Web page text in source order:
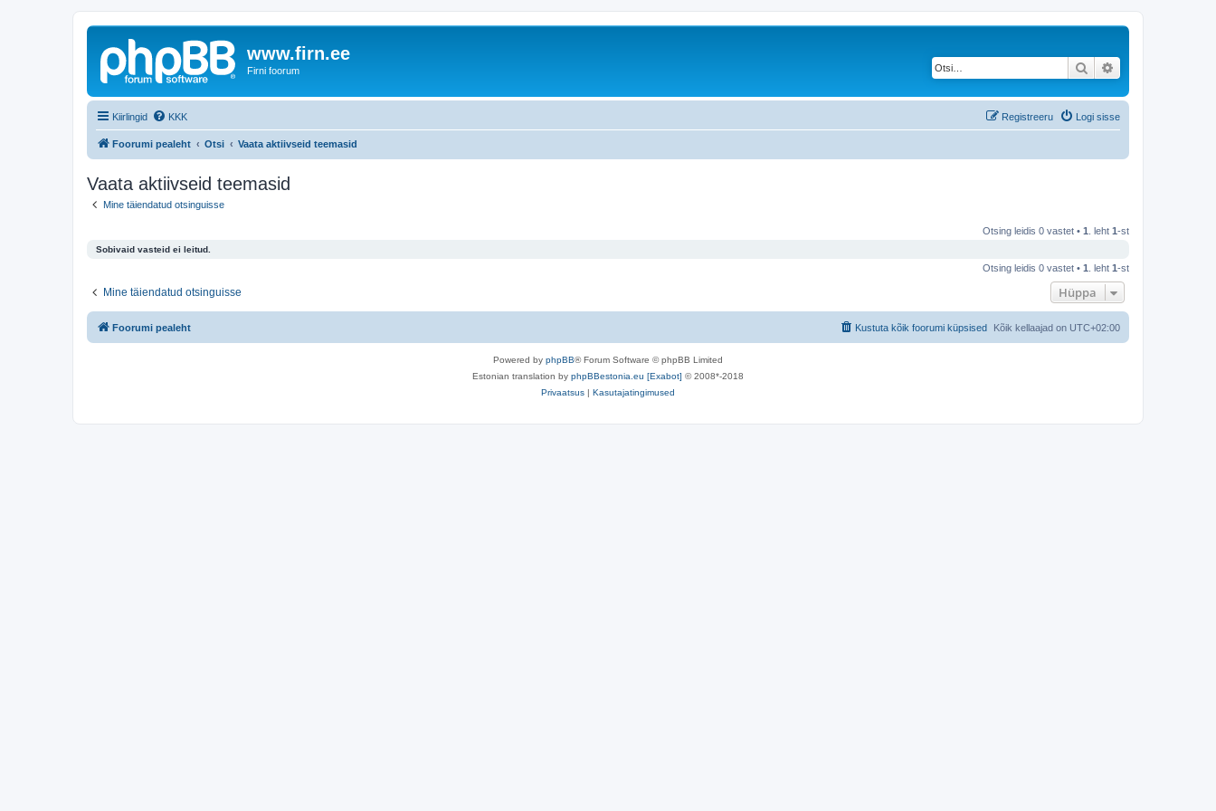
www.firn.ee
Firni foorum Otsi
Kiirlingid KKK Logi sisse
Registreeru
Foorumi pealeht Otsi Vaata aktiivseid teemasid
Vaata aktiivseid teemasid
Mine täiendatud otsinguisse
Otsing leidis 0 vastet • 1 . leht 1-st
Sobivaid vasteid ei leitud.
Otsing leidis 0 vastet • 1 . leht 1-st
Mine täiendatud otsinguisse Hüppa
Foorumi pealeht Kõik kellaajad on UTC+02:00
Kustuta kõik foorumi küpsised
Powered by phpBB® Forum Software © phpBB Limited
Estonian translation by phpBBestonia.eu [Exabot] © 2008*-2018
Privaatsus | Kasutajatingimused